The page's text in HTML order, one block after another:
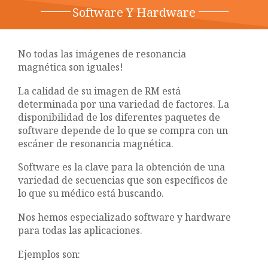
Software Y Hardware
No todas las imágenes de resonancia
magnética son iguales!
La calidad de su imagen de RM está
determinada por una variedad de factores. La
disponibilidad de los diferentes paquetes de
software depende de lo que se compra con un
escáner de resonancia magnética.
Software es la clave para la obtención de una
variedad de secuencias que son específicos de
lo que su médico está buscando.
Nos hemos especializado software y hardware
para todas las aplicaciones.
Ejemplos son: